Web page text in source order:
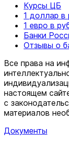
Курсы ЦБ
1 доллар в
1 евро в
Банки
Отзывы о
Все права на
настоящем
c
материалов
Документы